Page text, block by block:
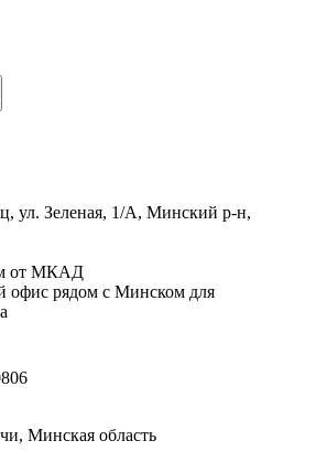
ул. Зеленая, 1/А, Минский р-н,
от МКАД
офис рядом с Минском для
Минская область